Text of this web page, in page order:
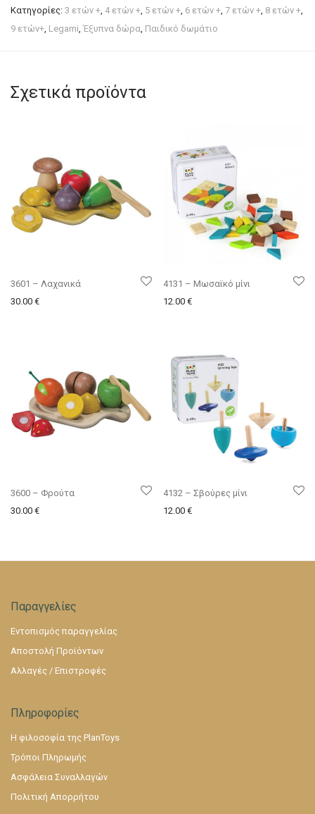
Κατηγορίες: 3 ετών +, 4 ετών +, 5 ετών +, 6 ετών +, 7 ετών +, 8 ετών +,
9 ετών+, Legami,Έξυπνα δώρα, Παιδικό δωμάτιο
Σχετικά προϊόντα
3601 – Λαχανικά
30.00 €
4131 – Μωσαϊκό μίνι
12.00 €
3600 – Φρούτα
30.00 €
4132 – Σβούρες μίνι
12.00 €
Παραγγελίες
Εντοπισμός παραγγελίας
Αποστολή Προϊόντων
Αλλαγές / Επιστροφές
Πληροφορίες
Η φιλοσοφία της PlanToys
Τρόποι Πληρωμής
Ασφάλεια Συναλλαγών
Πολιτική Απορρήτου